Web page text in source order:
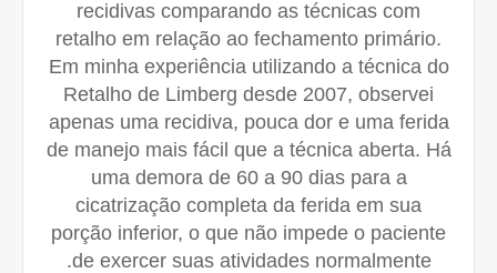
recidivas comparando as técnicas com
retalho em relação ao fechamento primário.
Em minha experiência utilizando a técnica do
Retalho de Limberg desde 2007, observei
apenas uma recidiva, pouca dor e uma ferida
de manejo mais fácil que a técnica aberta. Há
uma demora de 60 a 90 dias para a
cicatrização completa da ferida em sua
porção inferior, o que não impede o paciente
de exercer suas atividades normalmente.